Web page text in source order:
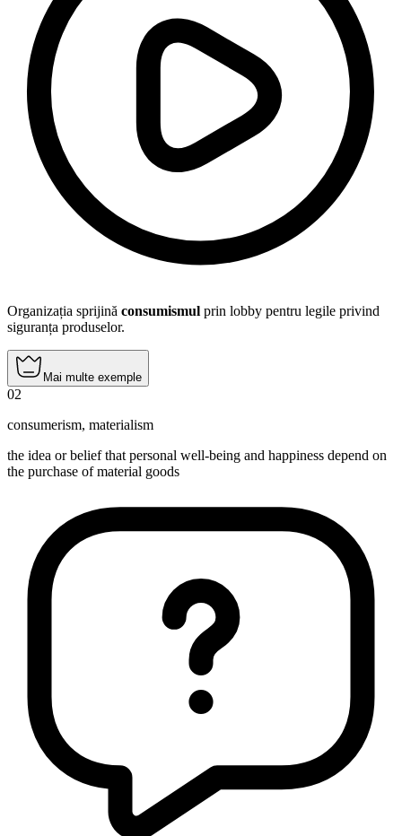
Organizația sprijină consumismul prin lobby pentru legile privind
siguranța produselor.
Mai multe exemple
02
consumerism, materialism
the idea or belief that personal well-being and happiness depend on
the purchase of material goods